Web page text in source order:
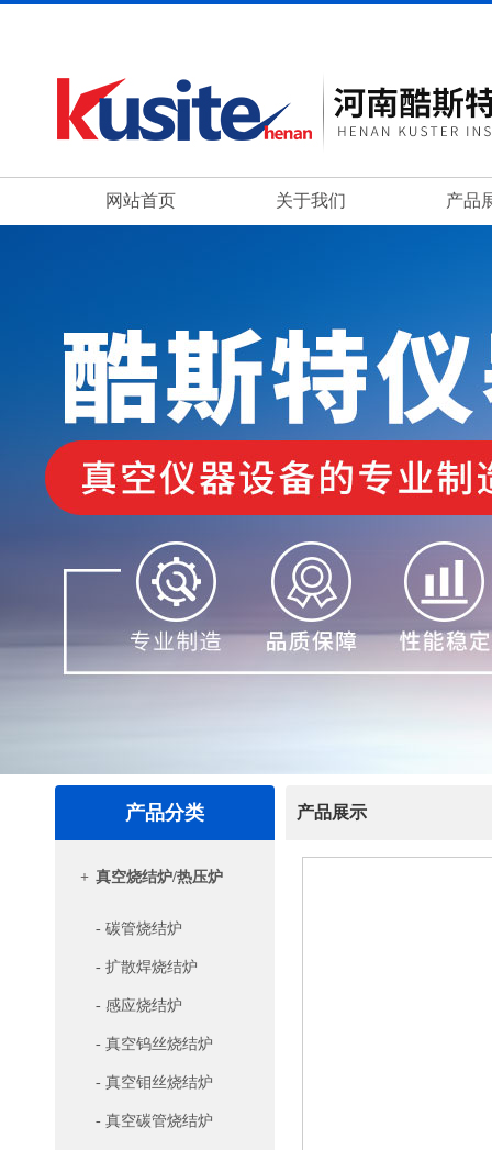
网站首页 关于我们 产品
产品分类
+ 真空烧结炉/热压炉
- 碳管烧结炉
- 扩散焊烧结炉
- 感应烧结炉
- 真空钨丝烧结炉
- 真空钼丝烧结炉
- 真空碳管烧结炉
产品展示